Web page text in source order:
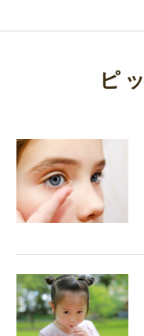
ピ